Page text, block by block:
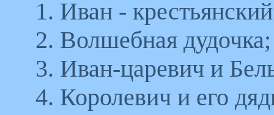
1. Иван -
2. Волшебная дудочка;
3. Иван-царевич и
4. Королевич и его